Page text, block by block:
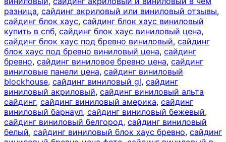
разница, сайдинг акриловый или виниловый отзывы,
сайдинг блок хаус, сайдинг блок хаус виниловый
купить в спб, сайдинг блок хаус виниловый цена,
сайдинг блок хаус под бревно виниловый, сайдинг
блок хаус под бревно виниловый цена, сайдинг
бревно, сайдинг виниловое бревно цена, сайдинг
виниловые панели цена, сайдинг виниловый
blockhouse, сайдинг виниловый gl, сайдинг
виниловый акриловый, сайдинг виниловый альта
сайдинг, сайдинг виниловый америка, сайдинг
виниловый барнаул, сайдинг виниловый бежевый,
сайдинг виниловый белгород, сайдинг виниловый
белый, сайдинг виниловый блок хаус бревно, сайдинг